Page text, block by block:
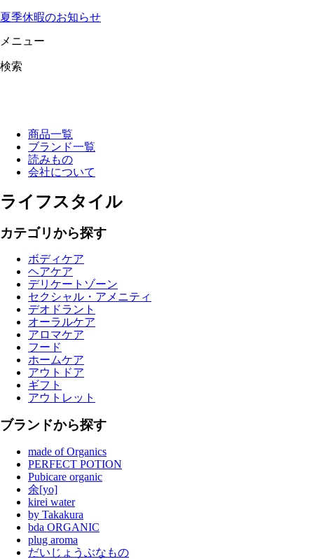
夏季休暇のお知らせ
メニュー
検索
商品一覧
ブランド一覧
読みもの
会社について
ライフスタイル
カテゴリから探す
ボディケア
ヘアケア
デリケートゾーン
セクシャル・アメニティ
デオドラント
オーラルケア
アロマケア
フード
ホームケア
アウトドア
ギフト
アウトレット
ブランドから探す
made of Organics
PERFECT POTION
Pubicare organic
余[yo]
kirei water
by Takakura
bda ORGANIC
plug aroma
だいじょうぶなもの